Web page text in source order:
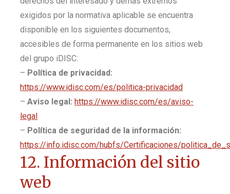
exigidos por la normativa aplicable se encuentra
disponible en los siguientes documentos,
accesibles de forma permanente en los sitios web
del grupo iDISC:
– Política de privacidad:
https://www.idisc.com/es/politica-privacidad
– Aviso legal: https://www.idisc.com/es/aviso-
legal
– Política de seguridad de la información:
https://info.idisc.com/hubfs/Certificaciones/
12. Información del sitio
web